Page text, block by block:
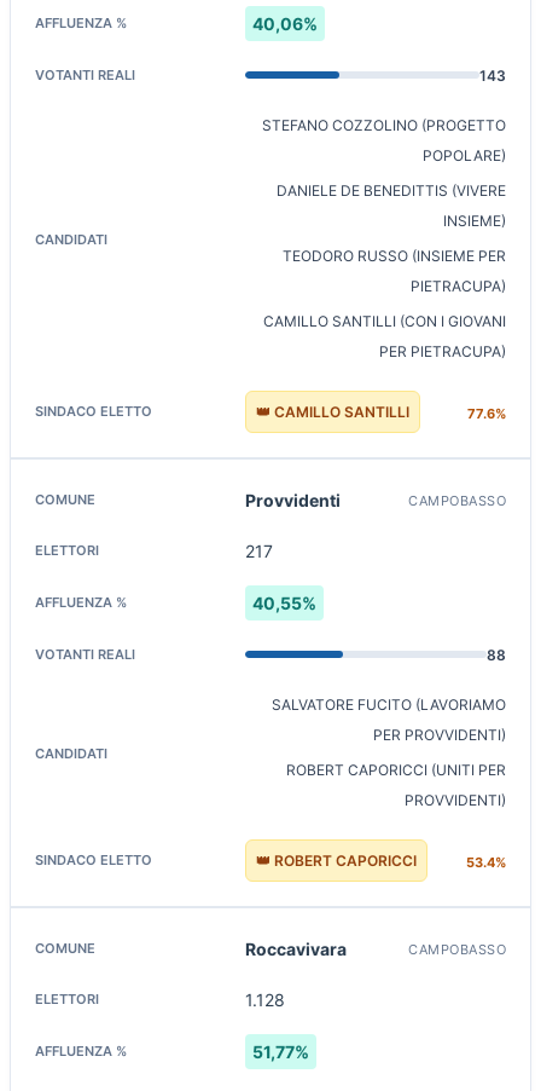
40,06%
143
STEFANO COZZOLINO (PROGETTO
POPOLARE)
DANIELE DE BENEDITTIS (VIVERE
INSIEME)
TEODORO RUSSO (INSIEME PER
PIETRACUPA)
CAMILLO SANTILLI (CON I GIOVANI
PER PIETRACUPA)
👑 CAMILLO SANTILLI 77.6%
Provvidenti CAMPOBASSO
217
40,55%
88
SALVATORE FUCITO (LAVORIAMO
PER PROVVIDENTI)
ROBERT CAPORICCI (UNITI PER
PROVVIDENTI)
👑 ROBERT CAPORICCI 53.4%
Roccavivara CAMPOBASSO
1.128
51,77%